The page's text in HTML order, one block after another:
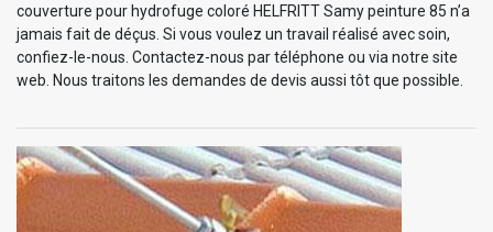
couverture pour hydrofuge coloré HELFRITT Samy peinture 85 n’a
jamais fait de déçus. Si vous voulez un travail réalisé avec soin,
confiez-le-nous. Contactez-nous par téléphone ou via notre site
web. Nous traitons les demandes de devis aussi tôt que possible.